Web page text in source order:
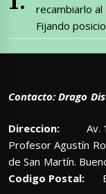
recambiarlo
Fijando
Contacto: Drago
Direccion: Av.
Profesor Agustín
de San Martín.
Codigo Postal: